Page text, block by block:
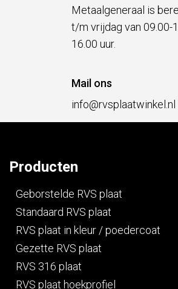
Metaalgeneraal is
t/m vrijdag van 09.00-
16.00 uur.
Mail ons
info@rvsplaatwinkel.nl
Producten
Geborstelde RVS plaat
Standaard RVS plaat
RVS plaat in kleur / poedercoat
Gezette RVS plaat
RVS 316 plaat
RVS plaat hoekprofiel